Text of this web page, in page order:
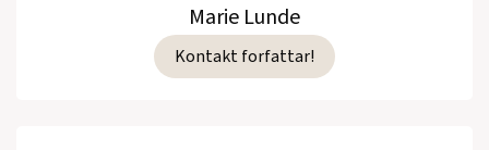
Marie Lunde
Kontakt forfattar!